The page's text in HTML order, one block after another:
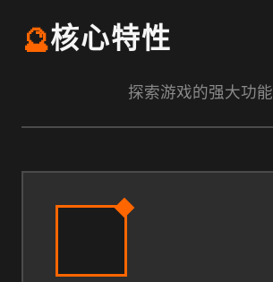
🔮核心特性
探索游戏的强大功能